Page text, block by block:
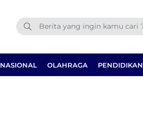
NASIONAL OLAHRAGA PENDIDIKAN